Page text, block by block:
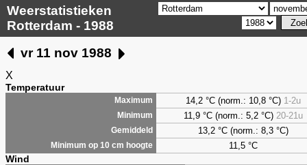
Weerstatistieken
Rotterdam - 1988
vr 11 nov 1988
X
Temperatuur
Maximum 14,2 °C (norm.: 10,8 °C) 1-2u
Minimum 11,9 °C (norm.: 5,2 °C) 20-21u
Gemiddeld 13,2 °C (norm.: 8,3 °C)
Minimum op 10 cm hoogte 11,5 °C
Wind